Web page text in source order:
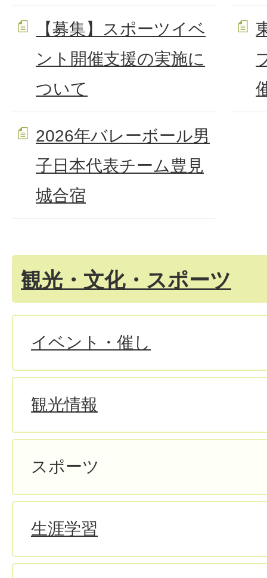
【募集】スポーツイベ
ント開催支援の実施に
ついて
2026年バレーボール男
子日本代表チーム豊見
城合宿
観光・文化・スポーツ
イベント・催し
観光情報
スポーツ
生涯学習